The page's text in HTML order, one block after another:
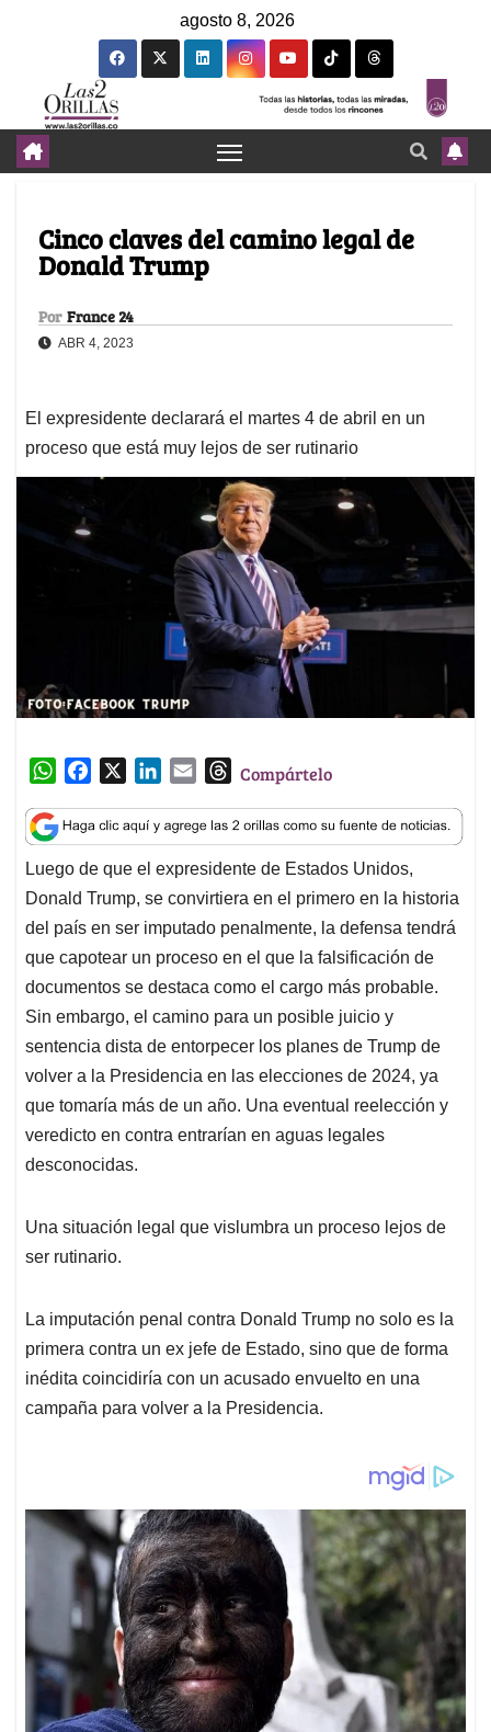
agosto 8, 2026
Cinco claves del camino legal de
Donald Trump
Por France 24
ABR 4, 2023
El expresidente declarará el martes 4 de abril en un
proceso que está muy lejos de ser rutinario
W
a
t
s
A
p
p
c
e
b
o
o
k
n
k
e
d
I
n
a
i
l
T
r
e
a
d
s
Compártelo
Luego de que el expresidente de Estados Unidos,
Donald Trump, se convirtiera en el primero en la historia
del país en ser imputado penalmente, la defensa tendrá
que capotear un proceso en el que la falsificación de
documentos se destaca como el cargo más probable.
Sin embargo, el camino para un posible juicio y
sentencia dista de entorpecer los planes de Trump de
volver a la Presidencia en las elecciones de 2024, ya
que tomaría más de un año. Una eventual reelección y
veredicto en contra entrarían en aguas legales
desconocidas.
Una situación legal que vislumbra un proceso lejos de
ser rutinario.
La imputación penal contra Donald Trump no solo es la
primera contra un ex jefe de Estado, sino que de forma
inédita coincidiría con un acusado envuelto en una
campaña para volver a la Presidencia.